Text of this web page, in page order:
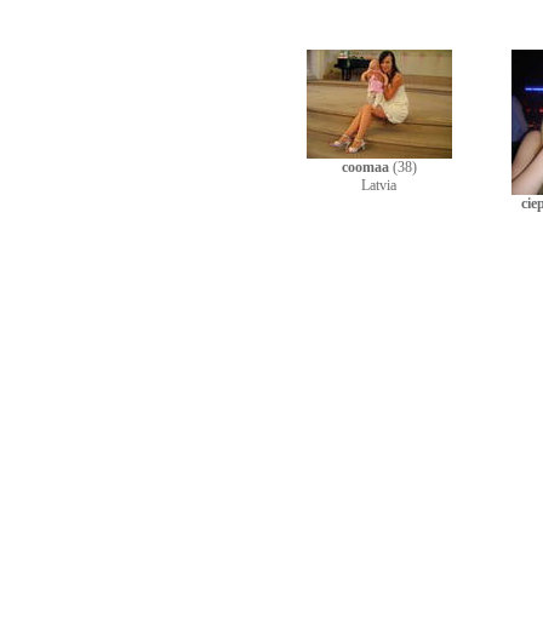
coomaa (38)
Latvia